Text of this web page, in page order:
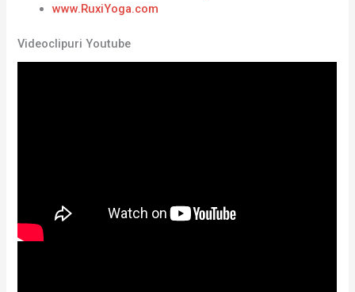
www.RuxiYoga.com
Videoclipuri Youtube